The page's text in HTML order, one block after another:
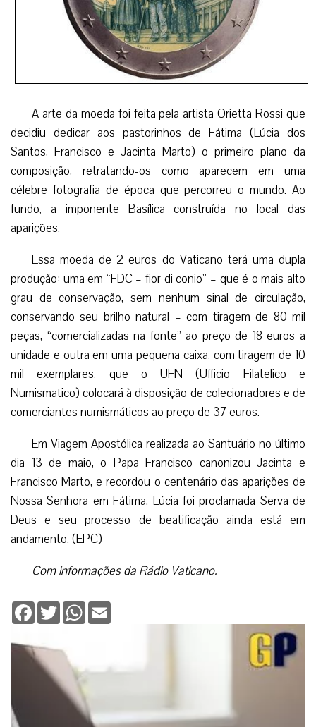
A arte da moeda foi feita pela artista Orietta Rossi que
decidiu dedicar aos pastorinhos de Fátima (Lúcia dos
Santos, Francisco e Jacinta Marto) o primeiro plano da
composição, retratando-os como aparecem em uma
célebre fotografia de época que percorreu o mundo. Ao
fundo, a imponente Basílica construída no local das
aparições.
Essa moeda de 2 euros do Vaticano terá uma dupla
produção: uma em “FDC – fior di conio” – que é o mais alto
grau de conservação, sem nenhum sinal de circulação,
conservando seu brilho natural – com tiragem de 80 mil
peças, “comercializadas na fonte” ao preço de 18 euros a
unidade e outra em uma pequena caixa, com tiragem de 10
mil exemplares, que o UFN (Ufficio Filatelico e
Numismatico) colocará à disposição de colecionadores e de
comerciantes numismáticos ao preço de 37 euros.
Em Viagem Apostólica realizada ao Santuário no último
dia 13 de maio, o Papa Francisco canonizou Jacinta e
Francisco Marto, e recordou o centenário das aparições de
Nossa Senhora em Fátima. Lúcia foi proclamada Serva de
Deus e seu processo de beatificação ainda está em
andamento. (EPC)
Com informações da Rádio Vaticano.
Facebook
TwitterWhatsApp